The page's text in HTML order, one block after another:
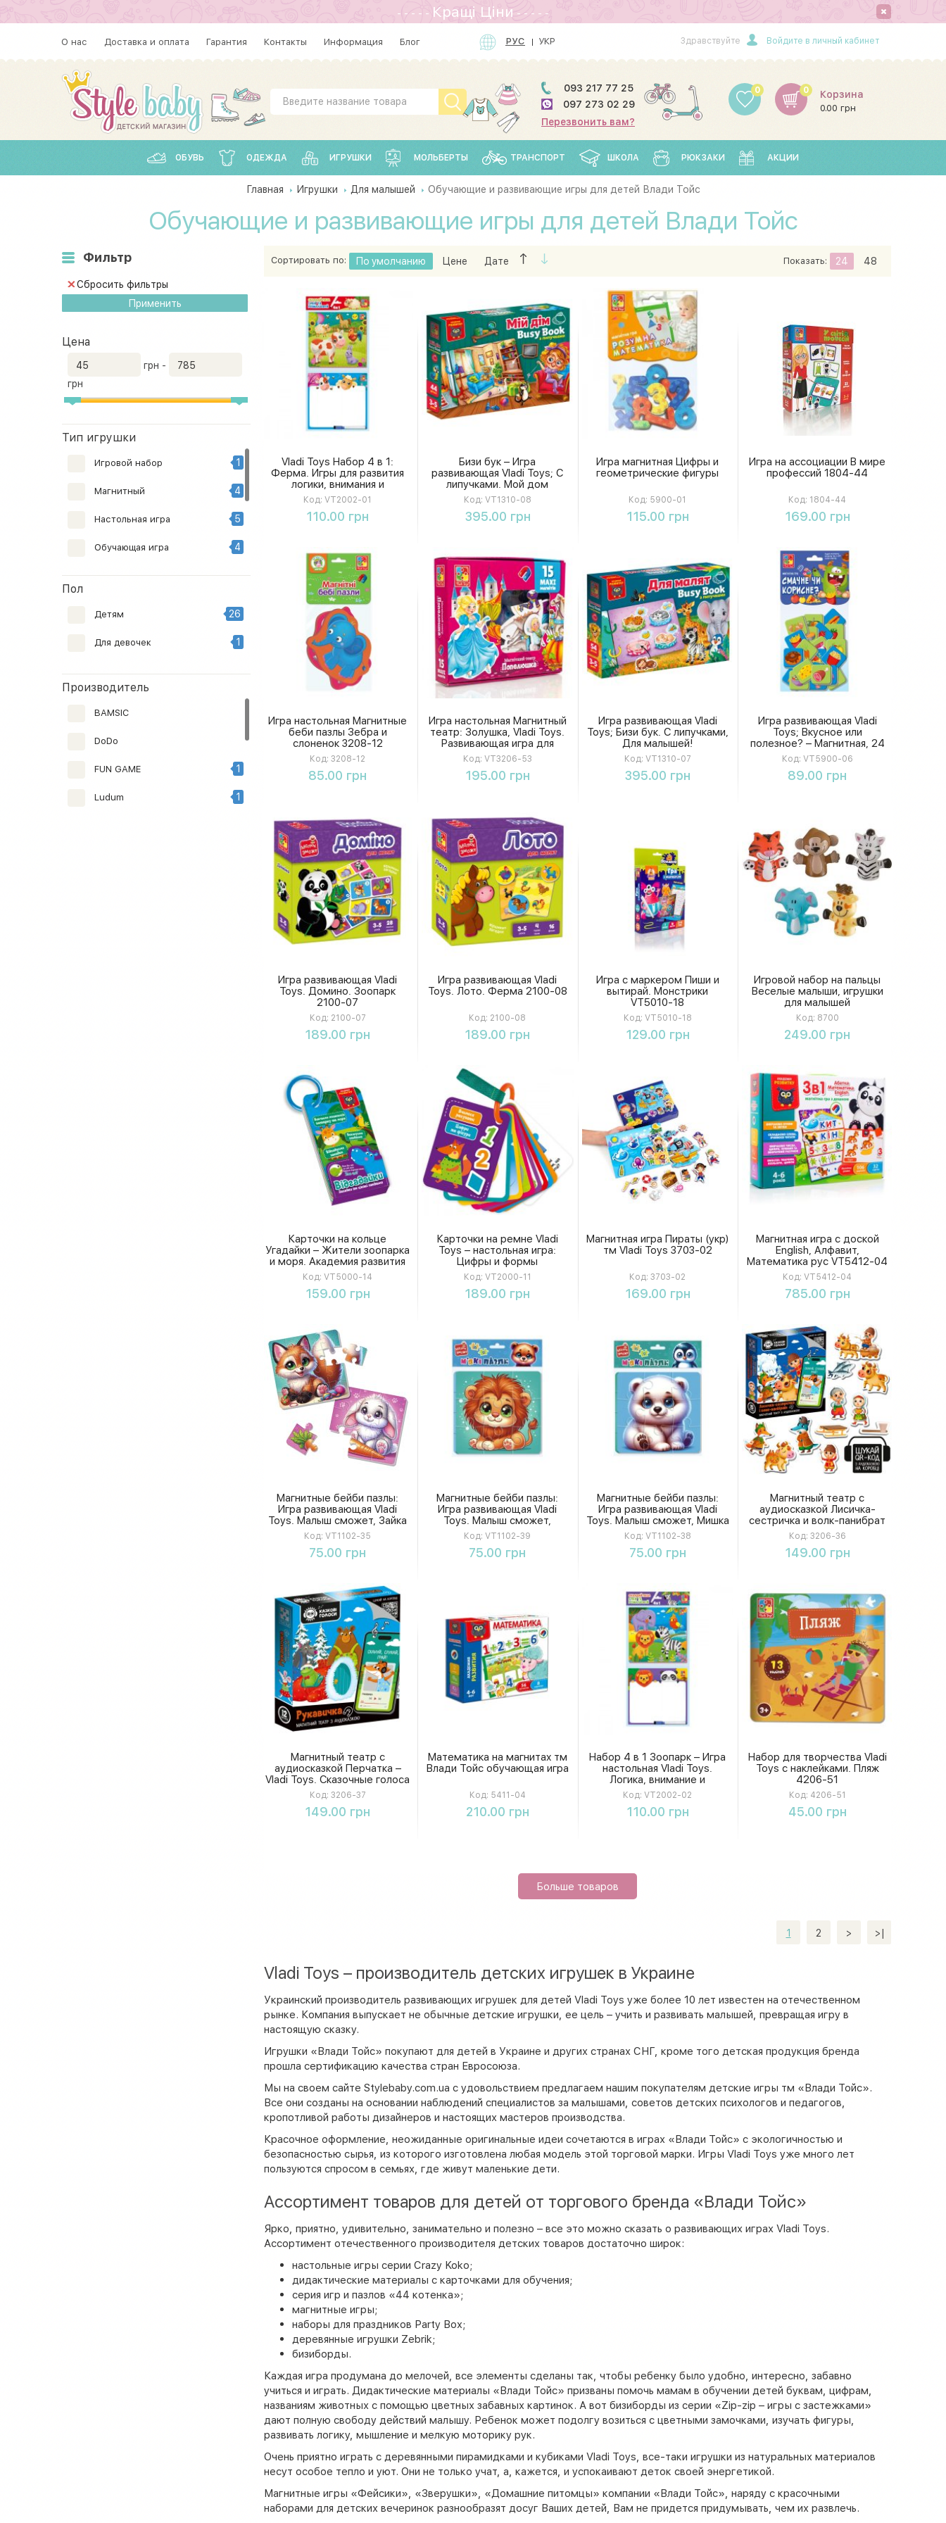
- - - - - Кращi Цiни - - - - -
О нас Доставка и оплата Гарантия Контакты Информация Блог РУС УКР Здравствуйте Войдите в личный кабинет
093 217 77 25
097 273 02 29
Перезвонить вам?
0 Корзина
0.00 грн
0
ОБУВЬ ОДЕЖДА ИГРУШКИ МОЛЬБЕРТЫ ТРАНСПОРТ ШКОЛА РЮКЗАКИ АКЦИИ
Главная Игрушки Для малышей Обучающие и развивающие игры для детей Влади Тойс
Обучающие и развивающие игры для детей Влади Тойс
Фильтр
Сбросить фильтры
Применить
Цена
грн -
грн
Тип игрушки
Игровой набор 1
Магнитный 4
Настольная игра 5
Обучающая игра 4
Пазл 5
Пол
Детям 26
Для девочек 1
Производитель
BAMSIC
DoDo
FUN GAME 1
Ludum 1
Сортировать по: По умолчанию Цене Дате Показать: 24 48
Vladi Toys Набор 4 в 1:
Ферма. Игры для развития
логики, внимания и
воображения
Код: VT2002-01
110.00 грн
Купить
Бизи бук – Игра
развивающая Vladi Toys; С
липучками. Мой дом
Код: VT1310-08
395.00 грн
Купить
Игра магнитная Цифры и
геометрические фигуры
Код: 5900-01
115.00 грн
Купить
Игра на ассоциации В мире
профессий 1804-44
Код: 1804-44
169.00 грн
Купить
Игра настольная Магнитные
беби пазлы Зебра и
слоненок 3208-12
Код: 3208-12
85.00 грн
Купить
Игра настольная Магнитный
театр: Золушка, Vladi Toys.
Развивающая игра для
детей
Код: VT3206-53
195.00 грн
Купить
Игра развивающая Vladi
Toys; Бизи бук. С липучками,
Для малышей!
Код: VT1310-07
395.00 грн
Купить
Игра развивающая Vladi
Toys; Вкусное или
полезное? – Магнитная, 24
магнита
Код: VT5900-06
89.00 грн
Игра развивающая Vladi
Toys. Домино. Зоопарк
2100-07
Код: 2100-07
189.00 грн
Купить
Игра развивающая Vladi
Toys. Лото. Ферма 2100-08
Код: 2100-08
189.00 грн
Купить
Игра с маркером Пиши и
вытирай. Монстрики
VT5010-18
Код: VT5010-18
129.00 грн
Купить
Игровой набор на пальцы
Веселые малыши, игрушки
для малышей
Код: 8700
249.00 грн
Купить
Карточки на кольце
Угадайки – Жители зоопарка
и моря. Академия развития
от Vladi Toys
Код: VT5000-14
159.00 грн
Карточки на ремне Vladi
Toys – настольная игра:
Цифры и формы
Код: VT2000-11
189.00 грн
Купить
Магнитная игра Пираты (укр)
тм Vladi Toys 3703-02
Код: 3703-02
169.00 грн
Купить
Магнитная игра с доской
English, Алфавит,
Математика рус VT5412-04
Код: VT5412-04
785.00 грн
Магнитные бейби пазлы:
Игра развивающая Vladi
Toys. Малыш сможет, Зайка
и лисичка
Код: VT1102-35
75.00 грн
Купить
Магнитные бейби пазлы:
Игра развивающая Vladi
Toys. Малыш сможет,
Львенок и медвежонок
Код: VT1102-39
75.00 грн
Купить
Магнитные бейби пазлы:
Игра развивающая Vladi
Toys. Малыш сможет, Мишка
и пингвеня
Код: VT1102-38
75.00 грн
Купить
Магнитный театр с
аудиосказкой Лисичка-
сестричка и волк-панибрат
– Vladi Toys. Сказочные
голоса и интерактивная игра
Код: 3206-36
149.00 грн
Купить
Магнитный театр с
аудиосказкой Перчатка –
Vladi Toys. Сказочные голоса
и интерактивная игра
Код: 3206-37
149.00 грн
Купить
Математика на магнитах тм
Влади Тойс обучающая игра
Код: 5411-04
210.00 грн
Купить
Набор 4 в 1 Зоопарк – Игра
настольная Vladi Toys.
Логика, внимание и
развитие!
Код: VT2002-02
110.00 грн
Набор для творчества Vladi
Toys с наклейками. Пляж
4206-51
Код: 4206-51
45.00 грн
Купить
Больше товаров
1 2 > >|
Vladi Toys – производитель детских игрушек в Украине
Украинский производитель развивающих игрушек для детей Vladi Toys уже более 10 лет известен на отечественном
рынке. Компания выпускает не обычные детские игрушки, ее цель – учить и развивать малышей, превращая игру в
настоящую сказку.
Игрушки «Влади Тойс» покупают для детей в Украине и других странах СНГ, кроме того детская продукция бренда
прошла сертификацию качества стран Евросоюза.
Мы на своем сайте Stylebaby.com.ua с удовольствием предлагаем нашим покупателям детские игры тм «Влади Тойс».
Все они созданы на основании наблюдений специалистов за малышами, советов детских психологов и педагогов,
кропотливой работы дизайнеров и настоящих мастеров производства.
Красочное оформление, неожиданные оригинальные идеи сочетаются в играх «Влади Тойс» с экологичностью и
безопасностью сырья, из которого изготовлена любая модель этой торговой марки. Игры Vladi Toys уже много лет
пользуются спросом в семьях, где живут маленькие дети.
Ассортимент товаров для детей от торгового бренда «Влади Тойс»
Ярко, приятно, удивительно, занимательно и полезно – все это можно сказать о развивающих играх Vladi Toys.
Ассортимент отечественного производителя детских товаров достаточно широк:
настольные игры серии Crazy Koko;
дидактические материалы с карточками для обучения;
серия игр и пазлов «44 котенка»;
магнитные игры;
наборы для праздников Party Box;
деревянные игрушки Zebrik;
бизиборды.
Каждая игра продумана до мелочей, все элементы сделаны так, чтобы ребенку было удобно, интересно, забавно
учиться и играть. Дидактические материалы «Влади Тойс» призваны помочь мамам в обучении детей буквам, цифрам,
названиям животных с помощью цветных забавных картинок. А вот бизиборды из серии «Zip-zip – игры с застежками»
дают полную свободу действий малышу. Ребенок может подолгу возиться с цветными замочками, изучать фигуры,
развивать логику, мышление и мелкую моторику рук.
Очень приятно играть с деревянными пирамидками и кубиками Vladi Toys, все-таки игрушки из натуральных материалов
несут особое тепло и уют. Они не только учат, а, кажется, и успокаивают деток своей энергетикой.
Магнитные игры «Фейсики», «Зверушки», «Домашние питомцы» компании «Влади Тойс», наряду с красочными
наборами для детских вечеринок разнообразят досуг Ваших детей, Вам не придется придумывать, чем их развлечь.